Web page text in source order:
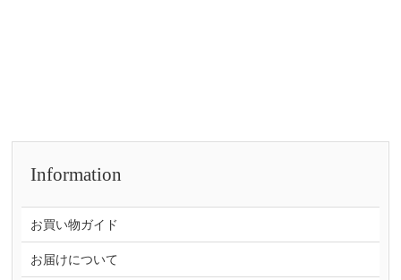
Information
お買い物ガイド
お届けについて